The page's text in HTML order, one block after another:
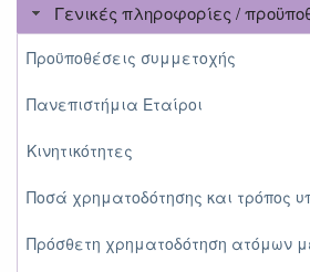
Γενικές πληροφορίες /
Προϋποθέσεις συμμετοχής
Πανεπιστήμια Εταίροι
Κινητικότητες
Ποσά χρηματοδότησης και τρόπος
Πρόσθετη χρηματοδότηση ατόμων